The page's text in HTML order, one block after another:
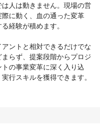
人は動きません。現場の営
に動く、血の通った変革
経験が積めます。
ントと相対できるだけでな
らず、提案段階からプロジ
の事業変革に深く入り込
行スキルを獲得できます。